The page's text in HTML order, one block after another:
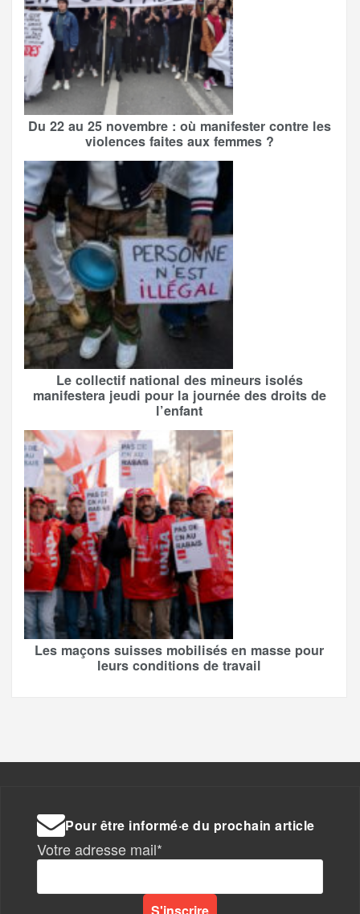
Du 22 au 25 novembre : où manifester contre les
violences faites aux femmes ?
Le collectif national des mineurs isolés
manifestera jeudi pour la journée des droits de
l’enfant
Les maçons suisses mobilisés en masse pour
leurs conditions de travail
Pour être informé·e du prochain article
Votre adresse mail*